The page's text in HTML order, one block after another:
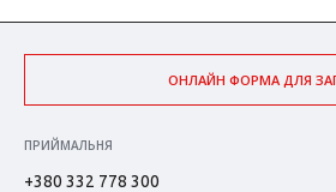
ОНЛАЙН ФОРМА ДЛЯ
ПРИЙМАЛЬНЯ
+380 332 778 300